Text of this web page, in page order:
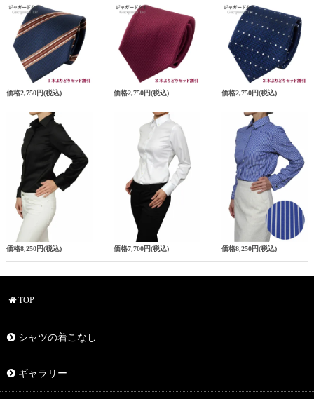
価格2,750円(税込) 価格2,750円(税込) 価格2,750円(税込)
価格8,250円(税込) 価格7,700円(税込) 価格8,250円(税込)
TOP
シャツの着こなし
ギャラリー